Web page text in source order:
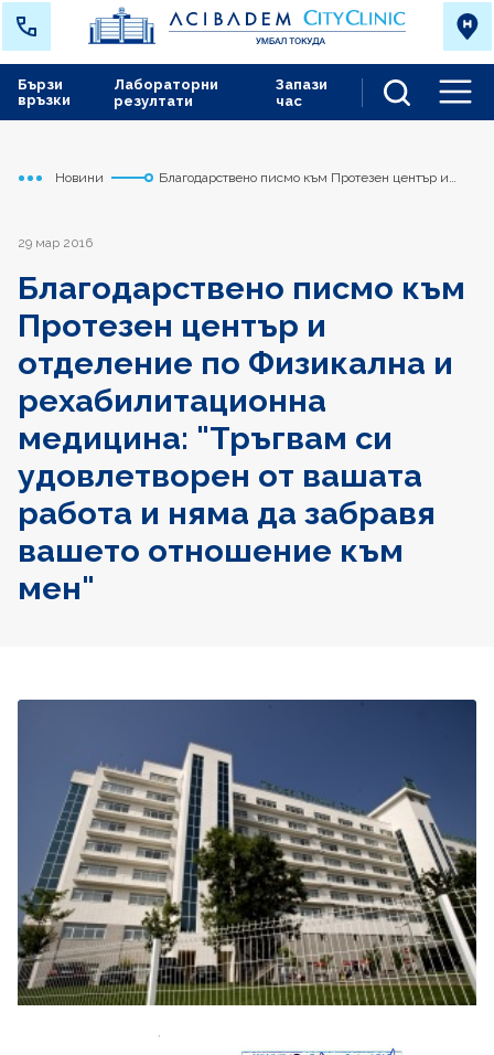
Лабораторни
резултати
Запази
час
Бързи
връзки
Начало
Токуда
Новини
Благодарствено писмо към Протезен център и
29 мар 2016
Благодарствено писмо към
Протезен център и
отделение по Физикална и
рехабилитационна
медицина: "Тръгвам си
удовлетворен от вашата
работа и няма да забравя
вашето отношение към
мен"